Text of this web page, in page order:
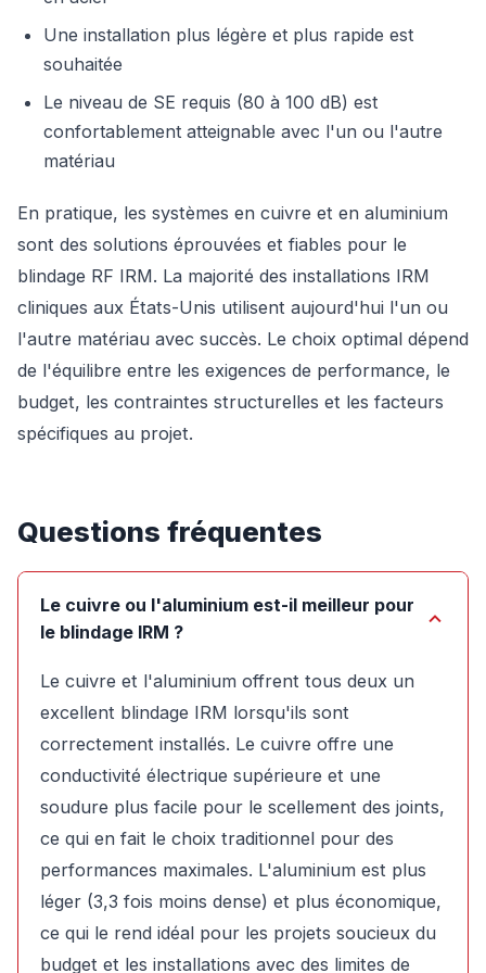
Une installation plus légère et plus rapide est
souhaitée
Le niveau de SE requis (80 à 100 dB) est
confortablement atteignable avec l'un ou l'autre
matériau
En pratique, les systèmes en cuivre et en aluminium
sont des solutions éprouvées et fiables pour le
blindage RF IRM. La majorité des installations IRM
cliniques aux États-Unis utilisent aujourd'hui l'un ou
l'autre matériau avec succès. Le choix optimal dépend
de l'équilibre entre les exigences de performance, le
budget, les contraintes structurelles et les facteurs
spécifiques au projet.
Questions fréquentes
Le cuivre ou l'aluminium est-il meilleur pour
le blindage IRM ?
Le cuivre et l'aluminium offrent tous deux un
excellent blindage IRM lorsqu'ils sont
correctement installés. Le cuivre offre une
conductivité électrique supérieure et une
soudure plus facile pour le scellement des joints,
ce qui en fait le choix traditionnel pour des
performances maximales. L'aluminium est plus
léger (3,3 fois moins dense) et plus économique,
ce qui le rend idéal pour les projets soucieux du
budget et les installations avec des limites de